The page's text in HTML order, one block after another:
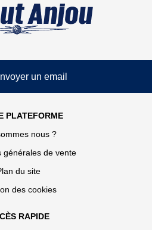
un email
PLATEFORME
nous ?
générales de vente
du site
des cookies
RAPIDE